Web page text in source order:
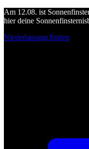
Am 12.08. ist
hier deine
Niederlassung finden